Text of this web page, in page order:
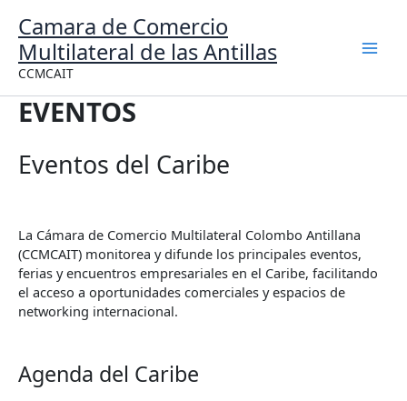
contenido
Camara de Comercio
Multilateral de las Antillas
CCMCAIT
EVENTOS
Eventos del Caribe
La Cámara de Comercio Multilateral Colombo Antillana
(CCMCAIT) monitorea y difunde los principales eventos,
ferias y encuentros empresariales en el Caribe, facilitando
el acceso a oportunidades comerciales y espacios de
networking internacional.
Agenda del Caribe